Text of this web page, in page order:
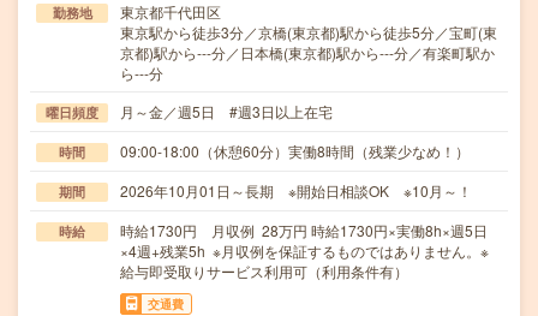
勤務地
東京都千代田区
東京駅から徒歩3分／京橋(東京都)駅から徒歩5分／宝町(東
京都)駅から---分／日本橋(東京都)駅から---分／有楽町駅か
ら---分
曜日頻度 月～金／週5日 #週3日以上在宅
時間 09:00-18:00（休憩60分）実働8時間（残業少なめ！）
期間 2026年10月01日～長期 ※開始日相談OK ※10月～！
時給
時給1730円 月収例 28万円 時給1730円×実働8h×週5日
×4週+残業5h ※月収例を保証するものではありません。※
給与即受取りサービス利用可（利用条件有）
交通費